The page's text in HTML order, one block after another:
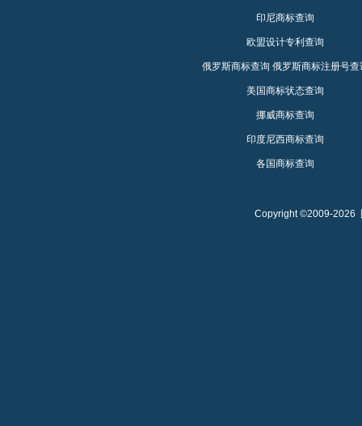
印尼商标查询
欧盟设计专利查询
俄罗斯商标查询 俄罗斯商标注册号查
美国商标状态查询
挪威商标查询
印度尼西商标查询
各国商标查询
Copyright ©2009-2026